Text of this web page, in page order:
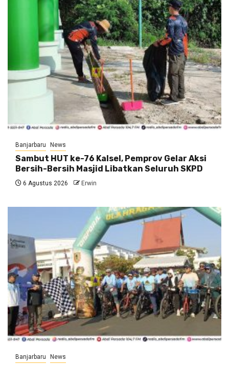
Banjarbaru News
Sambut HUT ke-76 Kalsel, Pemprov Gelar Aksi
Bersih-Bersih Masjid Libatkan Seluruh SKPD
6 Agustus 2026 Erwin
Banjarbaru News